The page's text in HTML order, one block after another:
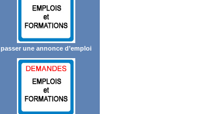
passer une annonce d’emploi